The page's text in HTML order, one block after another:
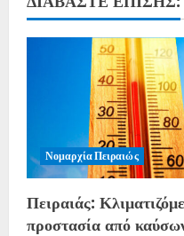
Νομαρχία Πειραιώς
Πειραιάς:
προστασία από